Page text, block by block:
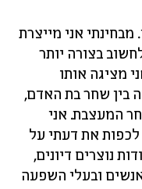
אני מייצרת
בצורה יותר
מציגה אותו
בין שחר בת האדם,
המעצבת. אני
לכפות את דעתי על
נוצרים דיונים,
ובעלי השפעה